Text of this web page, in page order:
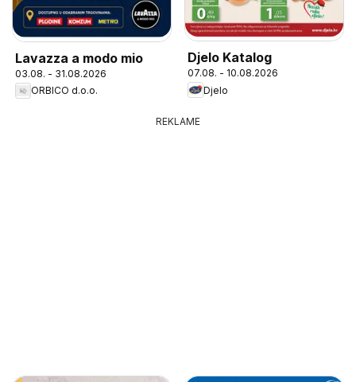
Lavazza a modo mio
03.08. - 31.08.2026
ORBICO d.o.o.
Djelo Katalog
07.08. - 10.08.2026
Djelo
REKLAME